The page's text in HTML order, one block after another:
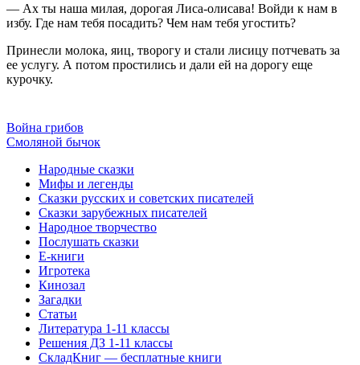
— Ах ты наша милая, дорогая Лиса-олисава! Войди к нам в
избу. Где нам тебя посадить? Чем нам тебя угостить?
Принесли молока, яиц, творогу и стали лисицу потчевать за
ее услугу. А потом простились и дали ей на дорогу еще
курочку.
Война грибов
Смоляной бычок
Народные сказки
Мифы и легенды
Сказки русских и советских писателей
Сказки зарубежных писателей
Народное творчество
Послушать сказки
Е-книги
Игротека
Кинозал
Загадки
Статьи
Литература 1-11 классы
Решения ДЗ 1-11 классы
СкладКниг — бесплатные книги